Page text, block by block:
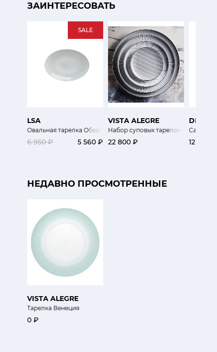
ЗАИНТЕРЕСОВАТЬ
SALE
LSA
Овальная тарелка Обед
6 950 ₽ 5 560 ₽
VISTA ALEGRE
Набор суповых тарелок Оркестр
22 800 ₽ 12 610 ₽
НЕДАВНО ПРОСМОТРЕННЫЕ
VISTA ALEGRE
Тарелка Венеция
0 ₽